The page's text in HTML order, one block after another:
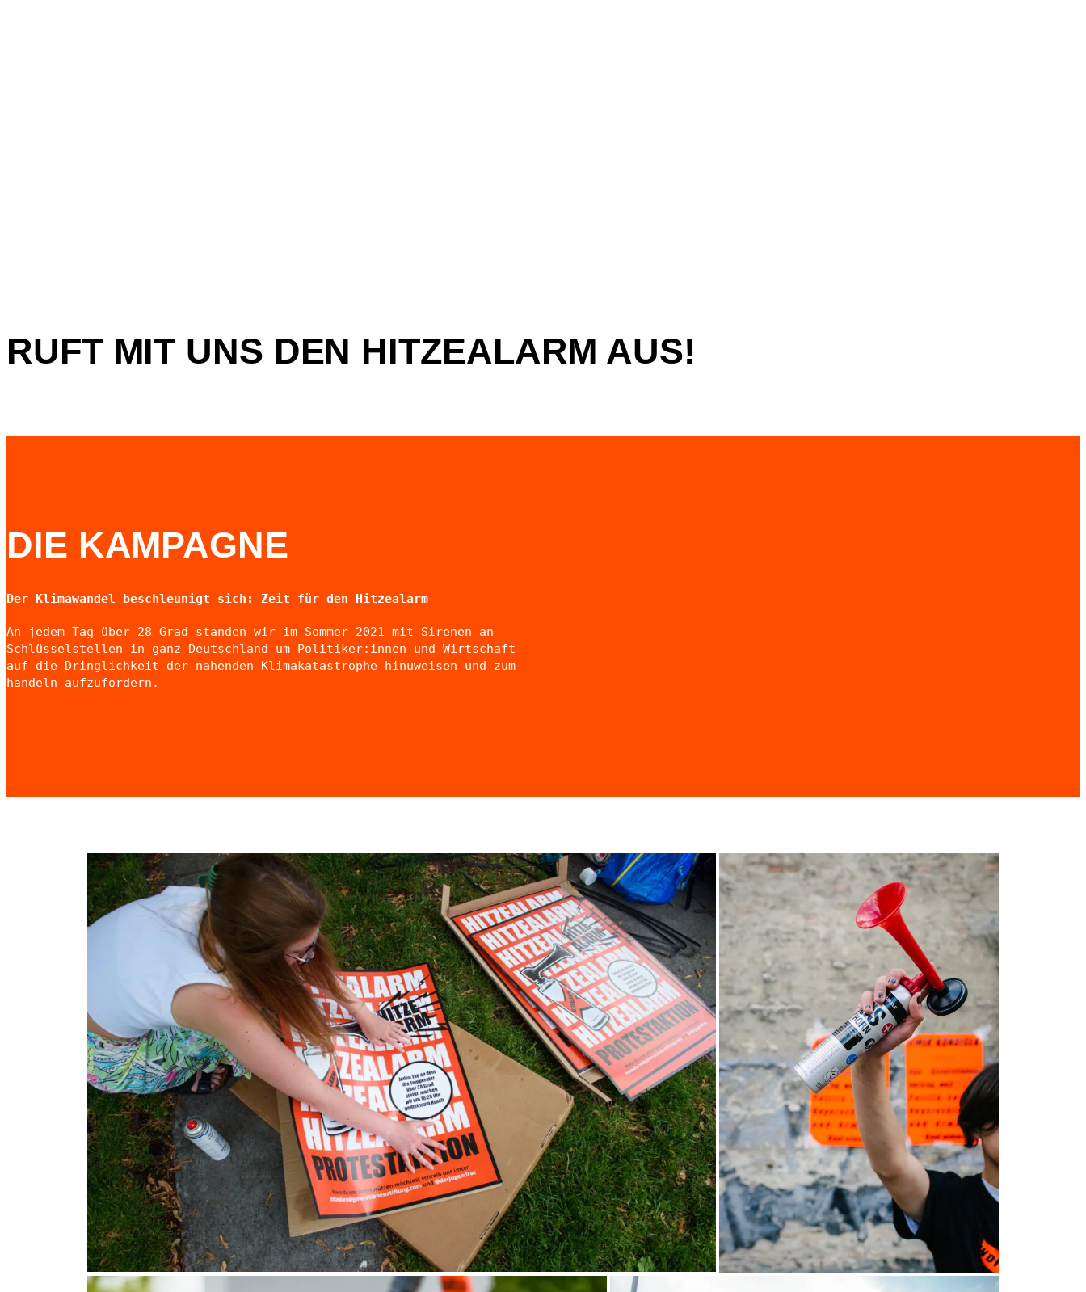
RUFT MIT UNS DEN HITZEALARM AUS!
DIE KAMPAGNE
Der Klimawandel beschleunigt sich: Zeit für den Hitzealarm
An jedem Tag über 28 Grad standen wir im Sommer 2021 mit Sirenen an
Schlüsselstellen in ganz Deutschland um Politiker:innen und Wirtschaft
auf die Dringlichkeit der nahenden Klimakatastrophe hinuweisen und zum
handeln aufzufordern.